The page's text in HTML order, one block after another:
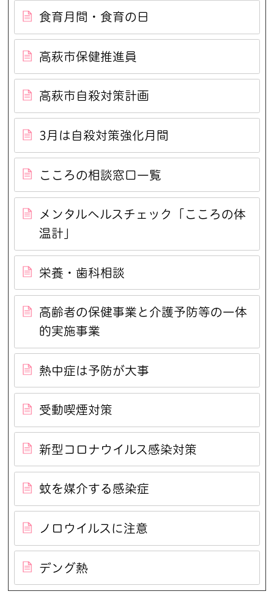
食育月間・食育の日
高萩市保健推進員
高萩市自殺対策計画
3月は自殺対策強化月間
こころの相談窓口一覧
メンタルヘルスチェック「こころの体
温計」
栄養・歯科相談
高齢者の保健事業と介護予防等の一体
的実施事業
熱中症は予防が大事
受動喫煙対策
新型コロナウイルス感染対策
蚊を媒介する感染症
ノロウイルスに注意
デング熱